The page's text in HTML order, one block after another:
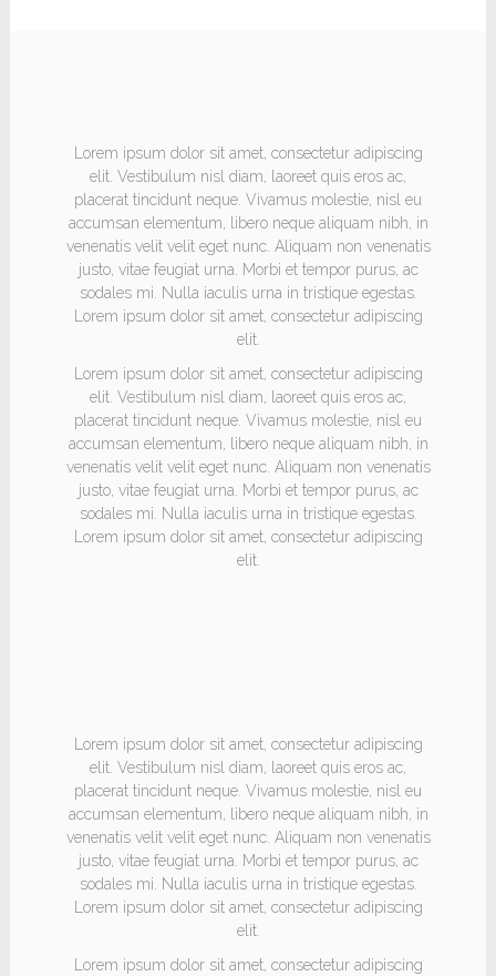
Lorem ipsum dolor sit amet, consectetur adipiscing
elit. Vestibulum nisl diam, laoreet quis eros ac,
placerat tincidunt neque. Vivamus molestie, nisl eu
accumsan elementum, libero neque aliquam nibh, in
venenatis velit velit eget nunc. Aliquam non venenatis
justo, vitae feugiat urna. Morbi et tempor purus, ac
sodales mi. Nulla iaculis urna in tristique egestas.
Lorem ipsum dolor sit amet, consectetur adipiscing
elit.
Lorem ipsum dolor sit amet, consectetur adipiscing
elit. Vestibulum nisl diam, laoreet quis eros ac,
placerat tincidunt neque. Vivamus molestie, nisl eu
accumsan elementum, libero neque aliquam nibh, in
venenatis velit velit eget nunc. Aliquam non venenatis
justo, vitae feugiat urna. Morbi et tempor purus, ac
sodales mi. Nulla iaculis urna in tristique egestas.
Lorem ipsum dolor sit amet, consectetur adipiscing
elit.
Lorem ipsum dolor sit amet, consectetur adipiscing
elit. Vestibulum nisl diam, laoreet quis eros ac,
placerat tincidunt neque. Vivamus molestie, nisl eu
accumsan elementum, libero neque aliquam nibh, in
venenatis velit velit eget nunc. Aliquam non venenatis
justo, vitae feugiat urna. Morbi et tempor purus, ac
sodales mi. Nulla iaculis urna in tristique egestas.
Lorem ipsum dolor sit amet, consectetur adipiscing
elit.
Lorem ipsum dolor sit amet, consectetur adipiscing